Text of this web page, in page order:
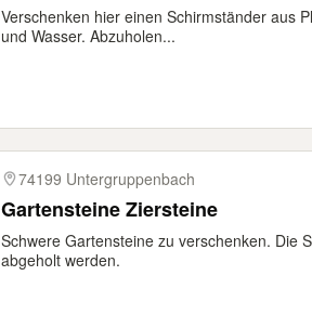
Verschenken hier einen Schirmständer aus
und Wasser. Abzuholen...
74199 Untergruppenbach
Gartensteine Ziersteine
Schwere Gartensteine zu verschenken. Die
abgeholt werden.